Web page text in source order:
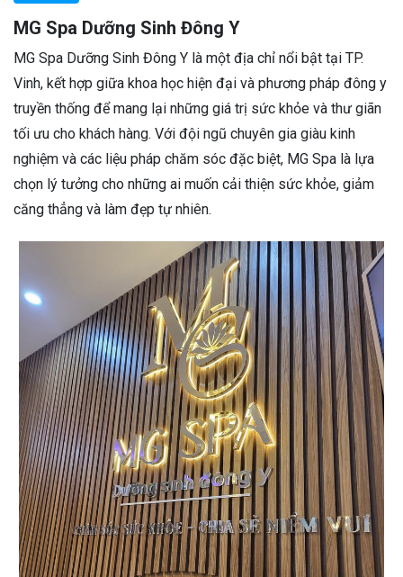
MG Spa Dưỡng Sinh Đông Y
MG Spa Dưỡng Sinh Đông Y là một địa chỉ nổi bật tại TP.
Vinh, kết hợp giữa khoa học hiện đại và phương pháp đông y
truyền thống để mang lại những giá trị sức khỏe và thư giãn
tối ưu cho khách hàng. Với đội ngũ chuyên gia giàu kinh
nghiệm và các liệu pháp chăm sóc đặc biệt, MG Spa là lựa
chọn lý tưởng cho những ai muốn cải thiện sức khỏe, giảm
căng thẳng và làm đẹp tự nhiên.